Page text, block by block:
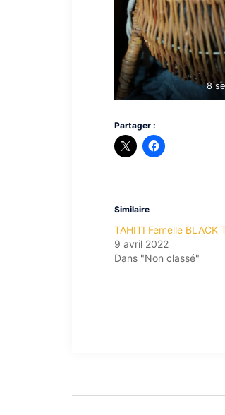
8
Partager :
Similaire
TAHITI Femelle BLACK
9 avril 2022
Dans "Non classé"